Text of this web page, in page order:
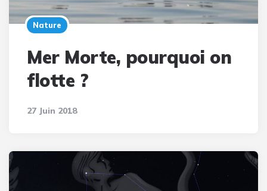
Nature
Mer Morte, pourquoi on
flotte ?
27 Juin 2018